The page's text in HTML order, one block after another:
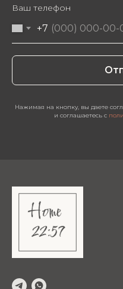
Ваш телефон
+7
Нажимая на кнопку, вы даете
и соглашаетесь c